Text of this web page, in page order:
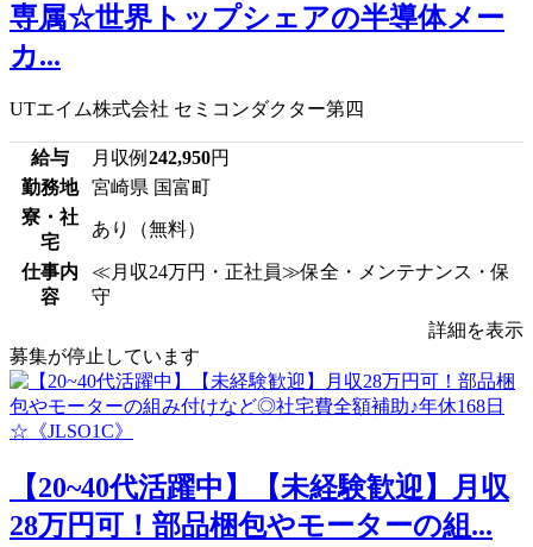
専属☆世界トップシェアの半導体メー
カ...
UTエイム株式会社 セミコンダクター第四
給与 月収例 242,950円
勤務地
宮崎県 国富町
寮・社
宅
あり（無料）
仕事内
容
≪月収24万円・正社員≫保全・メンテナンス・保
守
詳細を表示
募集が停止しています
【20~40代活躍中】【未経験歓迎】月収
28万円可！部品梱包やモーターの組...